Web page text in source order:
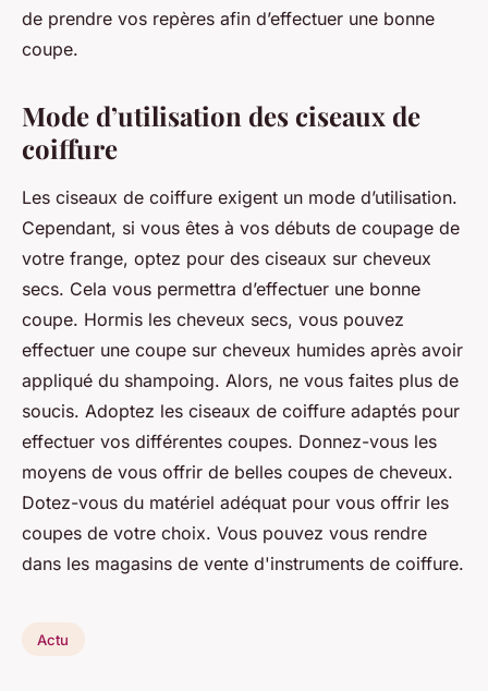
de prendre vos repères afin d’effectuer une bonne
coupe.
Mode d’utilisation des ciseaux de
coiffure
Les ciseaux de coiffure exigent un mode d’utilisation.
Cependant, si vous êtes à vos débuts de coupage de
votre frange, optez pour des ciseaux sur cheveux
secs. Cela vous permettra d’effectuer une bonne
coupe. Hormis les cheveux secs, vous pouvez
effectuer une coupe sur cheveux humides après avoir
appliqué du shampoing. Alors, ne vous faites plus de
soucis. Adoptez les ciseaux de coiffure adaptés pour
effectuer vos différentes coupes. Donnez-vous les
moyens de vous offrir de belles coupes de cheveux.
Dotez-vous du matériel adéquat pour vous offrir les
coupes de votre choix. Vous pouvez vous rendre
dans les magasins de vente d'instruments de coiffure.
Actu